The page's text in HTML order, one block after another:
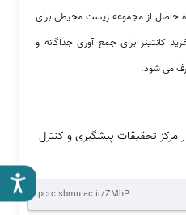
از مجموعه زیست محیطی برای
کانتینر برای جمع آوری جداگانه و
می شود.
مرکز تحقیقات پیشگیری و کنترل